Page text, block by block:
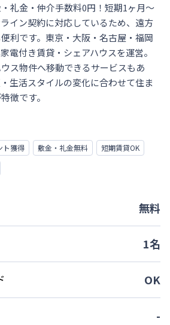
礼金・仲介手数料0円！短期1ヶ月～
イン契約に対応しているため、遠方
利です。東京・大阪・名古屋・福岡
電付き賃貸・シェアハウスを運営。
ス物件へ移動できるサービスもあ
生活スタイルの変化に合わせて住ま
徴です。
ト獲得 敷金・礼金無料
短期賃貸OK
無料
1名
OK
-